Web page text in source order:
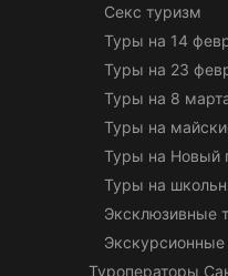
Секс туризм
Туры на 14
Туры на 23
Туры на 8
Туры на
Туры на Новый
Туры на
Эксклюзивные
Туроператоры